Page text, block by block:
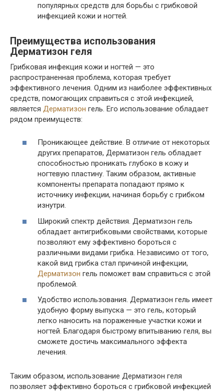
популярных средств для борьбы с грибковой
инфекцией кожи и ногтей.
Преимущества использования
Дерматизон геля
Грибковая инфекция кожи и ногтей — это
распространенная проблема, которая требует
эффективного лечения. Одним из наиболее эффективных
средств, помогающих справиться с этой инфекцией,
является Дерматизон гель. Его использование обладает
рядом преимуществ:
Проникающее действие. В отличие от некоторых
других препаратов, Дерматизон гель обладает
способностью проникать глубоко в кожу и
ногтевую пластину. Таким образом, активные
компоненты препарата попадают прямо к
источнику инфекции, начиная борьбу с грибком
изнутри.
Широкий спектр действия. Дерматизон гель
обладает антигрибковыми свойствами, которые
позволяют ему эффективно бороться с
различными видами грибка. Независимо от того,
какой вид грибка стал причиной инфекции,
Дерматизон гель поможет вам справиться с этой
проблемой.
Удобство использования. Дерматизон гель имеет
удобную форму выпуска — это гель, который
легко наносить на пораженные участки кожи и
ногтей. Благодаря быстрому впитыванию геля, вы
сможете достичь максимального эффекта
лечения.
Таким образом, использование Дерматизон геля
позволяет эффективно бороться с грибковой инфекцией